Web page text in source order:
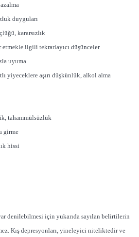
duyguları
kararsızlık
ilgili tekrarlayıcı düşünceler
uyuma
yiyeceklere aşırı düşkünlük, alkol alma
tahammülsüzlük
girme
hissi
denilebilmesi için yukarıda sayılan belirtilerin
Kış depresyonları, yineleyici niteliktedir ve